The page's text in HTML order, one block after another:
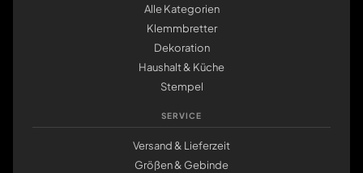
Alle Kategorien
Klemmbretter
Dekoration
Haushalt & Küche
Stempel
SERVICE
Versand & Lieferzeit
Größen & Gebinde